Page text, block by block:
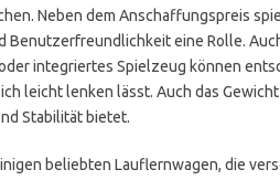
Neben dem Anschaffungspreis
Benutzerfreundlichkeit eine Rolle.
integriertes Spielzeug können
leicht lenken lässt. Auch das
Stabilität bietet.
beliebten Lauflernwagen, die